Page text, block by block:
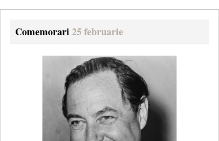
Comemorari 25 februarie